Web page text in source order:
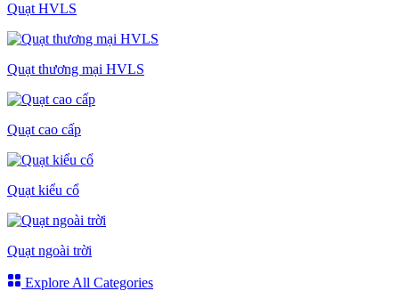
Quạt HVLS
Quạt thương mại HVLS
Quạt cao cấp
Quạt kiểu cổ
Quạt ngoài trời
Explore All Categories